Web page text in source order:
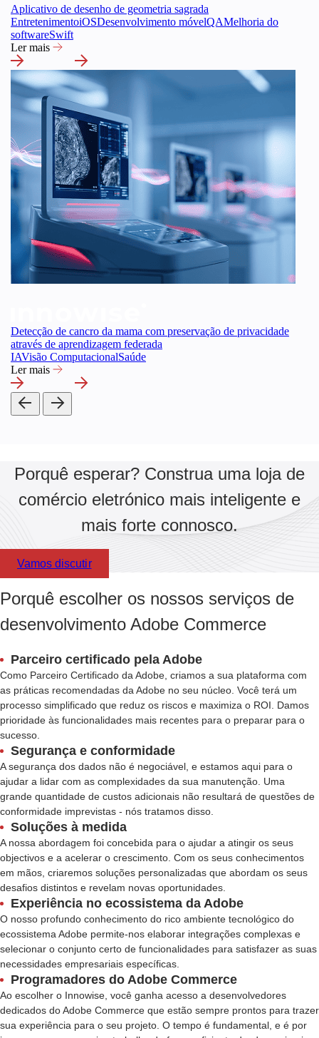
Aplicativo de desenho de geometria sagrada
EntretenimentoiOSDesenvolvimento móvelQAMelhoria do
softwareSwift
Ler mais
Detecção de cancro da mama com preservação de privacidade
através de aprendizagem federada
IAVisão ComputacionalSaúde
Ler mais
Porquê esperar? Construa uma loja de
comércio eletrónico mais inteligente e
mais forte connosco.
Vamos discutir
Porquê escolher os nossos serviços de
desenvolvimento Adobe Commerce
Parceiro certificado pela Adobe
Como Parceiro Certificado da Adobe, criamos a sua plataforma com
as práticas recomendadas da Adobe no seu núcleo. Você terá um
processo simplificado que reduz os riscos e maximiza o ROI. Damos
prioridade às funcionalidades mais recentes para o preparar para o
sucesso.
Segurança e conformidade
A segurança dos dados não é negociável, e estamos aqui para o
ajudar a lidar com as complexidades da sua manutenção. Uma
grande quantidade de custos adicionais não resultará de questões de
conformidade imprevistas - nós tratamos disso.
Soluções à medida
A nossa abordagem foi concebida para o ajudar a atingir os seus
objectivos e a acelerar o crescimento. Com os seus conhecimentos
em mãos, criaremos soluções personalizadas que abordam os seus
desafios distintos e revelam novas oportunidades.
Experiência no ecossistema da Adobe
O nosso profundo conhecimento do rico ambiente tecnológico do
ecossistema Adobe permite-nos elaborar integrações complexas e
selecionar o conjunto certo de funcionalidades para satisfazer as suas
necessidades empresariais específicas.
Programadores do Adobe Commerce
Ao escolher o Innowise, você ganha acesso a desenvolvedores
dedicados do Adobe Commerce que estão sempre prontos para trazer
sua experiência para o seu projeto. O tempo é fundamental, e é por